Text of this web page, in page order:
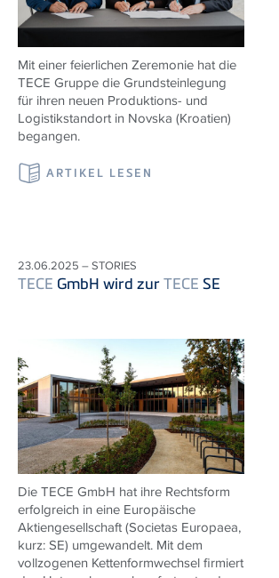
Mit einer feierlichen Zeremonie hat die
TECE Gruppe die Grundsteinlegung
für ihren neuen Produktions- und
Logistikstandort in Novska (Kroatien)
begangen.
ARTIKEL LESEN
23.06.2025 – STORIES
TECE GmbH wird zurTECE SE
DieTECE GmbH hat ihre Rechtsform
erfolgreich in eine Europäische
Aktiengesellschaft (Societas Europaea,
kurz: SE) umgewandelt. Mit dem
vollzogenen Kettenformwechsel firmiert